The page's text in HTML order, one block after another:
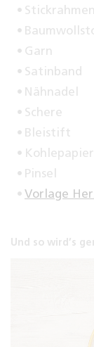
Stickrahmen
Garn
Satinband
Nähnadel
Schere
Bleistift
Kohlepapier
Pinsel
Vorlage
Und so wird’s